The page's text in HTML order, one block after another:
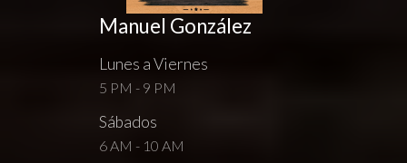
Manuel González
Lunes a Viernes
5 PM - 9 PM
Sábados
6 AM - 10 AM